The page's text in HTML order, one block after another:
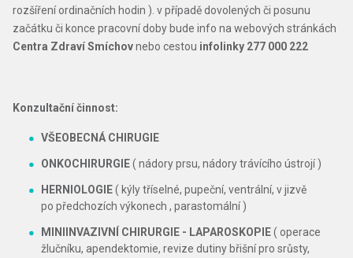
rozšíření ordinačních hodin ). v případě dovolených či posunu
začátku či konce pracovní doby bude info na webových stránkách
Centra Zdraví Smíchovnebo cestou infolinky 277 000 222
Konzultační činnost:
VŠEOBECNÁ CHIRUGIE
ONKOCHIRURGIE( nádory prsu, nádory trávícího ústrojí )
HERNIOLOGIE( kýly tříselné, pupeční, ventrální, v jizvě
po předchozích výkonech , parastomální )
MINIINVAZIVNÍ CHIRURGIE - LAPAROSKOPIE( operace
žlučníku, apendektomie, revize dutiny břišní pro srůsty,